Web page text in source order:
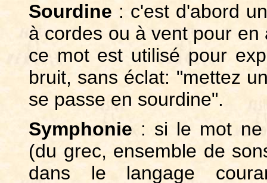
Sourdine : c'est d'abord
à cordes ou à vent pour
ce mot est utilisé pour
bruit, sans éclat: "mettez
se passe en sourdine".
Symphonie: si le mot ne
(du grec, ensemble de
dans le langage